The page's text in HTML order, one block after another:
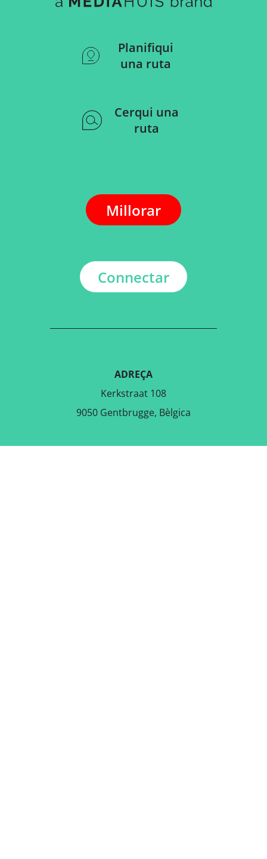
Planifiqui
una ruta
Cerqui una
ruta
Millorar
Connectar
ADREÇA
Kerkstraat 108
9050 Gentbrugge, Bèlgica